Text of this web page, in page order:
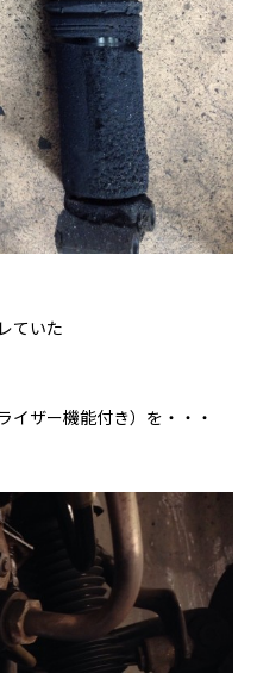
ていた
イザー機能付き）を・・・